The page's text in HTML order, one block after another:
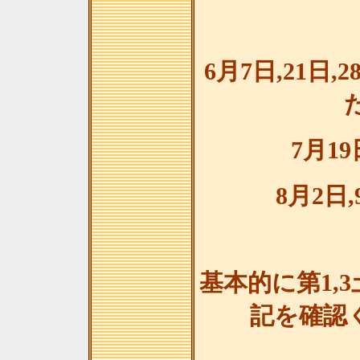
6月7日,21日
7月19
8月2日
基本的に第
記を確認